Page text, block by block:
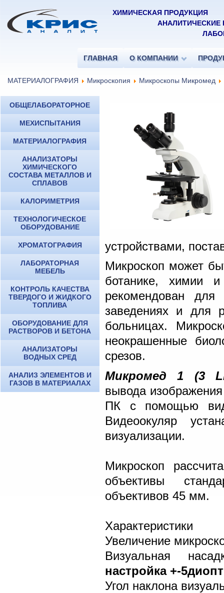
ХИМИЧЕСКАЯ ПРОДУКЦИЯ
АНАЛИТИЧЕСКИЕ
ГЛАВНАЯ О КОМПАНИИ
МАТЕРИАЛОГРАФИЯ Микроскопия Микроскопы Микромед
ОБЩЕЛАБОРАТОРНОЕ
МЕХИСПЫТАНИЯ
МАТЕРИАЛОГРАФИЯ
АНАЛИЗАТОРЫ
ХИМИЧЕСКОГО
СОСТАВА МЕТАЛЛОВ И
СПЛАВОВ
КАЛОРИМЕТРИЯ
ТЕХНОЛОГИЧЕСКОЕ
ОБОРУДОВАНИЕ
ХРОМАТОГРАФИЯ
ЛАБОРАТОРНАЯ
МЕБЕЛЬ
КОНТРОЛЬ КАЧЕСТВА
ТВЕРДОГО И ЖИДКОГО
ТОПЛИВА
ОБОРУДОВАНИЕ ДЛЯ
РАСТВОРОВ И БЕТОНА
АНАЛИЗАТОРЫ
ВОДНЫХ СРЕД
АНАЛИЗ ЭЛЕМЕНТОВ И
ГАЗОВ В МАТЕРИАЛАХ
устройствами,
Микроскоп может
ботанике, химии и
рекомендовандля
заведениях и для
больницах.
неокрашенные
срезов.
Микромед 1 (3
вывода
ПК с помощью
Видеоокуляр
визуализации.
Микроскоп
объективы
объективов 45 мм.
Характеристики
Увеличение
Визуальная
настройка +-
Угол наклона